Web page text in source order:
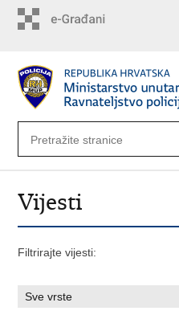
Vijesti
Filtrirajte vijesti: